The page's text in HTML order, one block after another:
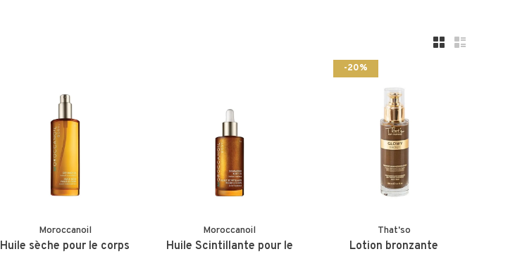
Moroccanoil
Huile sèche pour le corps
Moroccanoil
Huile Scintillante pour le
-20%
That'so
Lotion bronzante